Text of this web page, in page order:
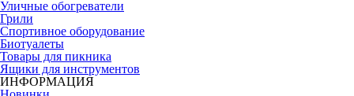
Уличные обогреватели
Грили
Спортивное оборудование
Биотуалеты
Товары для пикника
Ящики для инструментов
ИНФОРМАЦИЯ